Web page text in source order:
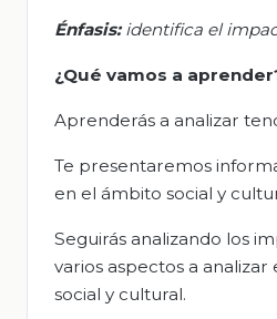
Énfasis: identifica el
¿Qué vamos a
Aprenderás a analizar
Te presentaremos
en el ámbito social y
Seguirás analizando los
varios aspectos a
social y cultural.